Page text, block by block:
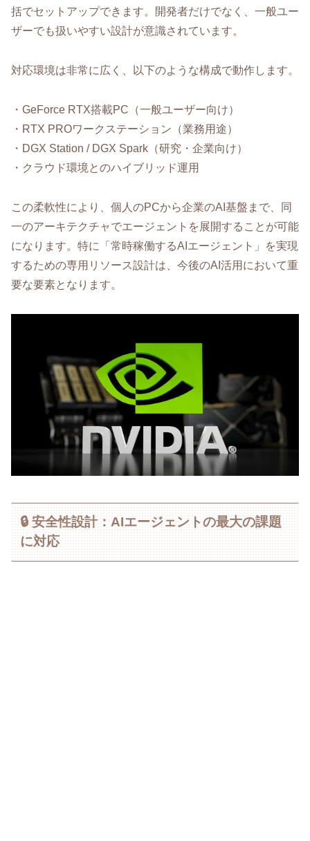
括でセットアップできます。開発者だけでなく、一般ユー
ザーでも扱いやすい設計が意識されています。
対応環境は非常に広く、以下のような構成で動作します。
・GeForce RTX搭載PC（一般ユーザー向け）
・RTX PROワークステーション（業務用途）
・DGX Station / DGX Spark（研究・企業向け）
・クラウド環境とのハイブリッド運用
この柔軟性により、個人のPCから企業のAI基盤まで、同
一のアーキテクチャでエージェントを展開することが可能
になります。特に「常時稼働するAIエージェント」を実現
するための専用リソース設計は、今後のAI活用において重
要な要素となります。
🔒 安全性設計：AIエージェントの最大の課題
に対応